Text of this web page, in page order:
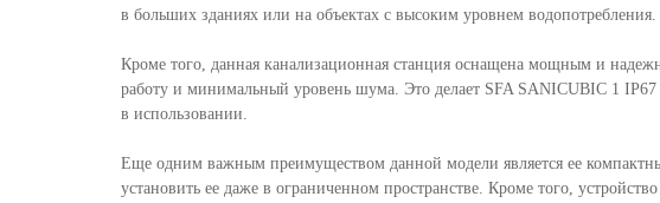
в больших зданиях или на объектах с высоким уровнем водопотребления.
Кроме того, данная канализационная станция оснащена мощным и
работу и минимальный уровень шума. Это делает SFA SANICUBIC 1
в использовании.
Еще одним важным преимуществом данной модели является ее
установить ее даже в ограниченном пространстве. Кроме того,